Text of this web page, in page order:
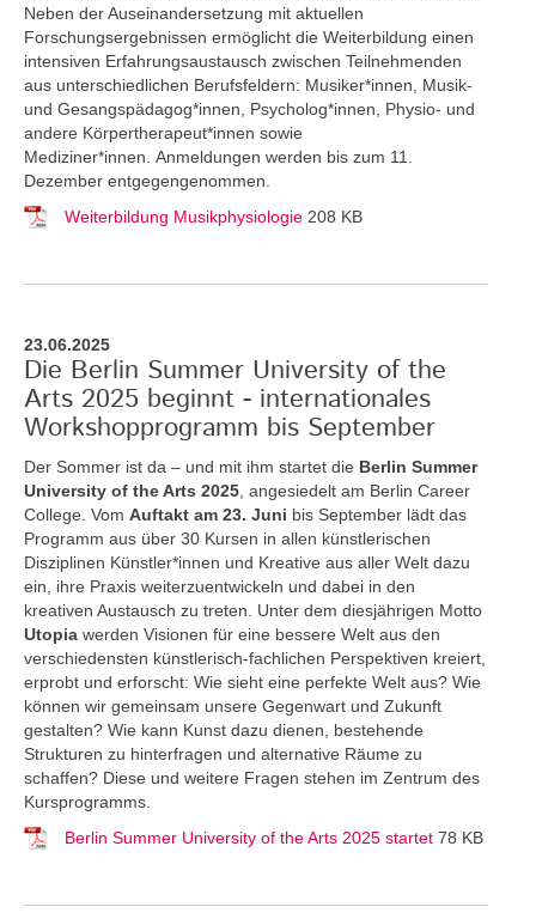
Neben der Auseinandersetzung mit aktuellen
Forschungsergebnissen ermöglicht die Weiterbildung einen
intensiven Erfahrungsaustausch zwischen Teilnehmenden
aus unterschiedlichen Berufsfeldern: Musiker*innen, Musik-
und Gesangspädagog*innen, Psycholog*innen, Physio- und
andere Körpertherapeut*innen sowie
Mediziner*innen. Anmeldungen werden bis zum 11.
Dezember entgegengenommen.
Weiterbildung Musikphysiologie 208 KB
23.06.2025
Die Berlin Summer University of the
Arts 2025 beginnt - internationales
Workshopprogramm bis September
Der Sommer ist da – und mit ihm startet die Berlin Summer
University of the Arts 2025 , angesiedelt am Berlin Career
College. Vom Auftakt am 23. Juni bis September lädt das
Programm aus über 30 Kursen in allen künstlerischen
Disziplinen Künstler*innen und Kreative aus aller Welt dazu
ein, ihre Praxis weiterzuentwickeln und dabei in den
kreativen Austausch zu treten. Unter dem diesjährigen Motto
Utopia werden Visionen für eine bessere Welt aus den
verschiedensten künstlerisch-fachlichen Perspektiven kreiert,
erprobt und erforscht: Wie sieht eine perfekte Welt aus? Wie
können wir gemeinsam unsere Gegenwart und Zukunft
gestalten? Wie kann Kunst dazu dienen, bestehende
Strukturen zu hinterfragen und alternative Räume zu
schaffen? Diese und weitere Fragen stehen im Zentrum des
Kursprogramms.
Berlin Summer University of the Arts 2025 startet 78 KB